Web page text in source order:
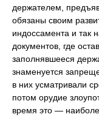
держателем,
обязаны своим
индоссамента и так
документов, где
заполнявшееся
знаменуется
в них усматривали
потом орудие
время это —